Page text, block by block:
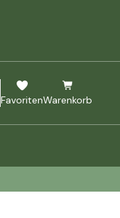
FavoritenWarenkorb